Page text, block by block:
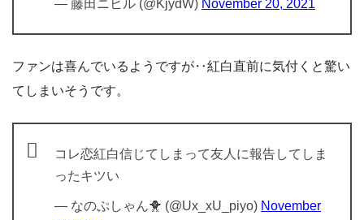
— 藤田ニヒル (@KjydW) November 20, 2021
ファンは喜んでいるようですが‥紅白直前に気付くと驚い
てしまいそうです。
コレ恋紅白信じてしまって友人に報告してしま
ったキツい
— なのぷしゃん🐥 (@Ux_xU_piyo) November